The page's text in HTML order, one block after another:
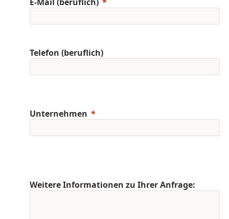
Telefon (beruflich)
Unternehmen
Weitere Informationen zu Ihrer Anfrage: